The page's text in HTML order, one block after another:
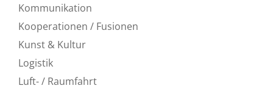
Kommunikation
Kooperationen / Fusionen
Kunst & Kultur
Logistik
Luft- / Raumfahrt